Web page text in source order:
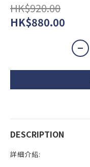
HK$920.00
HK$880.00
DESCRIPTION
詳細介紹: